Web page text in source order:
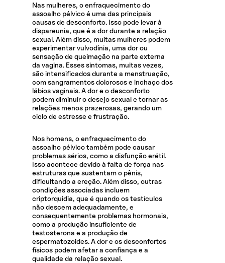
Nas mulheres, o enfraquecimento do
assoalho pélvico é uma das principais
causas de desconforto. Isso pode levar à
dispareunia, que é a dor durante a relação
sexual. Além disso, muitas mulheres podem
experimentar vulvodínia, uma dor ou
sensação de queimação na parte externa
da vagina. Esses sintomas, muitas vezes,
são intensificados durante a menstruação,
com sangramentos dolorosos e inchaço dos
lábios vaginais. A dor e o desconforto
podem diminuir o desejo sexual e tornar as
relações menos prazerosas, gerando um
ciclo de estresse e frustração.
Nos homens, o enfraquecimento do
assoalho pélvico também pode causar
problemas sérios, como a disfunção erétil.
Isso acontece devido à falta de força nas
estruturas que sustentam o pênis,
dificultando a ereção. Além disso, outras
condições associadas incluem
criptorquidia, que é quando os testículos
não descem adequadamente, e
consequentemente problemas hormonais,
como a produção insuficiente de
testosterona e a produção de
espermatozoides. A dor e os desconfortos
físicos podem afetar a confiança e a
qualidade da relação sexual.